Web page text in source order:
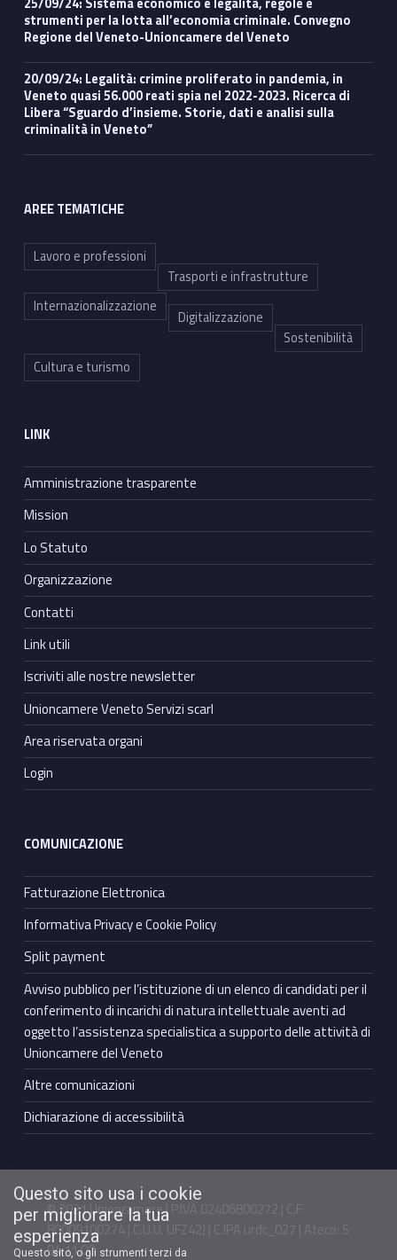
strumenti per la lotta all’economia criminale. Convegno
Regione del Veneto-Unioncamere del Veneto
20/09/24: Legalità: crimine proliferato in pandemia, in
Veneto quasi 56.000 reati spia nel 2022-2023. Ricerca di
Libera “Sguardo d’insieme. Storie, dati e analisi sulla
criminalità in Veneto”
AREE TEMATICHE
Lavoro e professioni
Trasporti e infrastrutture
Internazionalizzazione
Digitalizzazione
Sostenibilità
Cultura e turismo
LINK
Amministrazione trasparente
Mission
Lo Statuto
Organizzazione
Contatti
Link utili
Iscriviti alle nostre newsletter
Unioncamere Veneto Servizi scarl
Area riservata organi
Login
COMUNICAZIONE
Fatturazione Elettronica
Informativa Privacy e Cookie Policy
Split payment
Avviso pubblico per l’istituzione di un elenco di candidati per il
conferimento di incarichi di natura intellettuale aventi ad
oggetto l’assistenza specialistica a supporto delle attività di
Unioncamere del Veneto
Altre comunicazioni
Dichiarazione di accessibilità
© 2021 Unioncamere | P.IVA 02406800272 | C.F.
80009100274 | C.U.U. UFZ42J | C.IPA urdc_027 | Ateco: S
94.11.00
Questo sito usa i cookie
per migliorare la tua
esperienza
Questo sito, o gli strumenti terzi da